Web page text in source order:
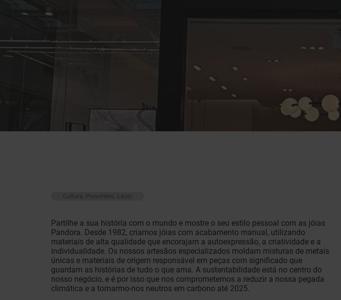
Cultura, Presentes, Lazer
Partilhe a sua história com o mundo e mostre o seu estilo pessoal com as jóias
Pandora. Desde 1982, criamos jóias com acabamento manual, utilizando
materiais de alta qualidade que encorajam a autoexpressão, a criatividade e a
individualidade. Os nossos artesãos especializados moldam misturas de metais
únicas e materiais de origem responsável em peças com significado que
guardam as histórias de tudo o que ama. A sustentabilidade está no centro do
nosso negócio, e é por isso que nos comprometemos a reduzir a nossa pegada
climática e a tornarmo-nos neutros em carbono até 2025.